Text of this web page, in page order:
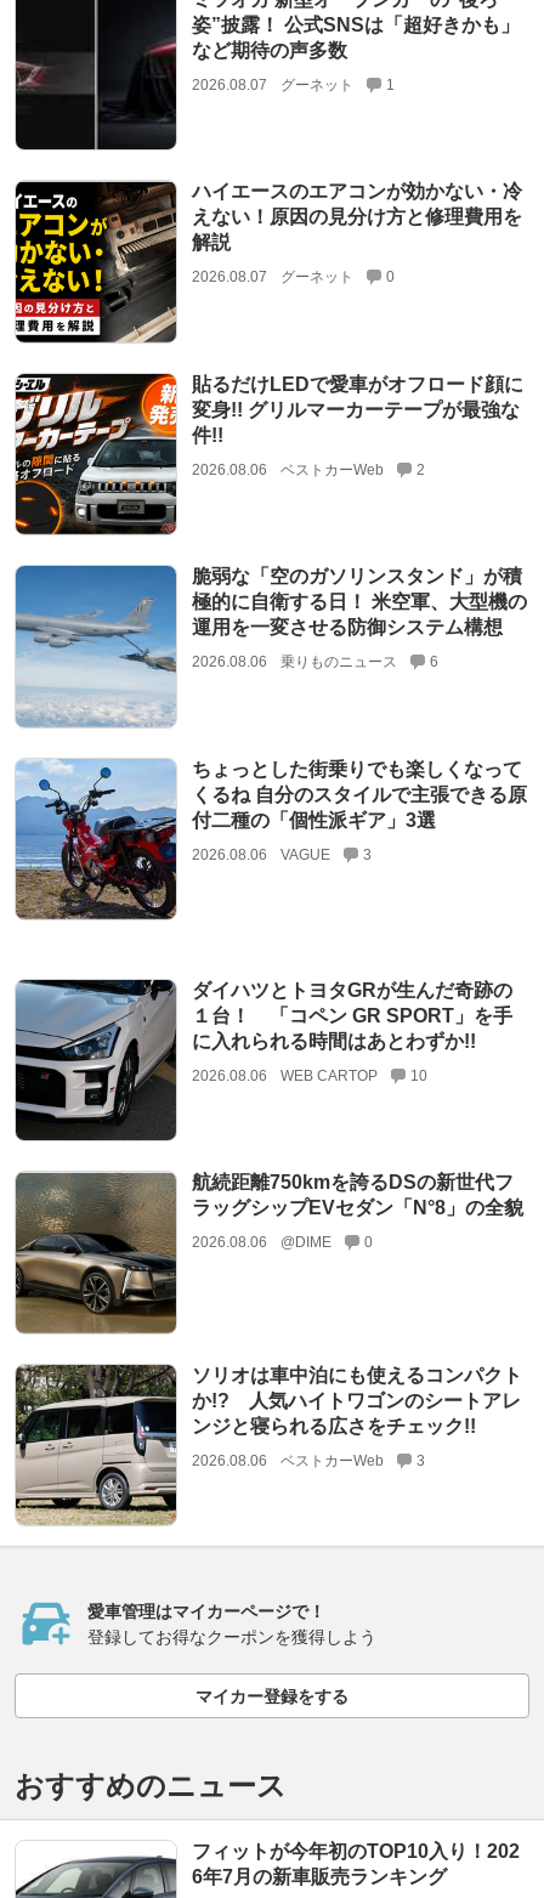
姿”披露！ 公式SNSは「超好きかも」
など期待の声多数
2026.08.07 グーネット 1
ハイエースのエアコンが効かない・冷
えない！原因の見分け方と修理費用を
解説
2026.08.07 グーネット 0
貼るだけLEDで愛車がオフロード顔に
変身!! グリルマーカーテープが最強な
件!!
2026.08.06 ベストカーWeb 2
脆弱な「空のガソリンスタンド」が積
極的に自衛する日！ 米空軍、大型機の
運用を一変させる防御システム構想
2026.08.06 乗りものニュース 6
ちょっとした街乗りでも楽しくなって
くるね 自分のスタイルで主張できる原
付二種の「個性派ギア」3選
2026.08.06 VAGUE 3
ダイハツとトヨタGRが生んだ奇跡の
１台！ 「コペン GR SPORT」を手
に入れられる時間はあとわずか!!
2026.08.06 WEB CARTOP 10
航続距離750kmを誇るDSの新世代フ
ラッグシップEVセダン「N°8」の全貌
2026.08.06 @DIME 0
ソリオは車中泊にも使えるコンパクト
か!? 人気ハイトワゴンのシートアレ
ンジと寝られる広さをチェック!!
2026.08.06 ベストカーWeb 3
愛車管理はマイカーページで！
登録してお得なクーポンを獲得しよう
マイカー登録をする
おすすめのニュース
フィットが今年初のTOP10入り！202
6年7月の新車販売ランキング